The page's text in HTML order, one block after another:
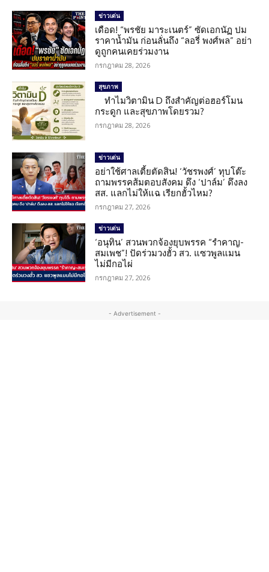
ข่าวเด่น
เดือด! “พรชัย มาระเนตร์” ซัดเอกนัฏ ปม
ราคาน้ำมัน ก่อนลั่นถึง “ลอรี่ พงศ์พล” อย่า
ดูถูกคนเคยร่วมงาน
กรกฎาคม 28, 2026
สุขภาพ
ทำไมวิตามิน D ถึงสำคัญต่อฮอร์โมน
กระดูก และสุขภาพโดยรวม?
กรกฎาคม 28, 2026
ข่าวเด่น
อย่าใช้ศาลเตี้ยตัดสิน! ‘วัชรพงศ์’ ทุบโต๊ะ
ถามพรรคส้มตอบสังคม ดึง ‘ปาล์ม’ ดึงลง
สส. แลกไม่ให้แฉ เรียกฮั้วไหม?
กรกฎาคม 27, 2026
ข่าวเด่น
‘อนุทิน’ สวนพวกจ้องยุบพรรค “รำคาญ-
สมเพช”! ปัดร่วมวงฮั้ว สว. แซวพูลแมน
ไม่มีกอไผ่
กรกฎาคม 27, 2026
- Advertisement -